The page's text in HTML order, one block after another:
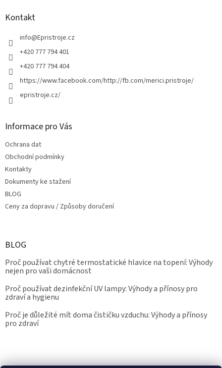
Kontakt
info@Epristroje.cz
+420 777 794 401
+420 777 794 404
https://www.facebook.com/http://fb.com/merici.pristroje/
epristroje.cz/
Informace pro Vás
Ochrana dat
Obchodní podmínky
Kontakty
Dokumenty ke stažení
BLOG
Ceny za dopravu / Způsoby doručení
BLOG
Proč používat chytré termostatické hlavice na topení: Výhody
nejen pro vaši domácnost
Proč používat dezinfekční UV lampy: Výhody a přínosy pro
zdraví a hygienu
Proč je důležité mít doma čističku vzduchu: Výhody a přínosy
pro zdraví